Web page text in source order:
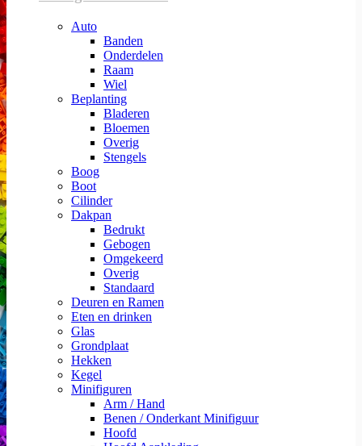
Auto
Banden
Onderdelen
Raam
Wiel
Beplanting
Bladeren
Bloemen
Overig
Stengels
Boog
Boot
Cilinder
Dakpan
Bedrukt
Gebogen
Omgekeerd
Overig
Standaard
Deuren en Ramen
Eten en drinken
Glas
Grondplaat
Hekken
Kegel
Minifiguren
Arm / Hand
Benen / Onderkant Minifiguur
Hoofd